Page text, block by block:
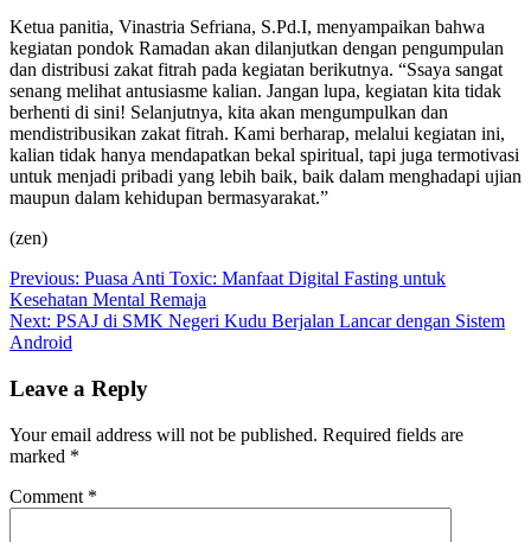
Ketua panitia, Vinastria Sefriana, S.Pd.I, menyampaikan bahwa
kegiatan pondok Ramadan akan dilanjutkan dengan pengumpulan
dan distribusi zakat fitrah pada kegiatan berikutnya. “Ssaya sangat
senang melihat antusiasme kalian. Jangan lupa, kegiatan kita tidak
berhenti di sini! Selanjutnya, kita akan mengumpulkan dan
mendistribusikan zakat fitrah. Kami berharap, melalui kegiatan ini,
kalian tidak hanya mendapatkan bekal spiritual, tapi juga termotivasi
untuk menjadi pribadi yang lebih baik, baik dalam menghadapi ujian
maupun dalam kehidupan bermasyarakat.”
(zen)
Post
navigation
Previous: Puasa Anti Toxic: Manfaat Digital Fasting untuk
Kesehatan Mental Remaja
Next: PSAJ di SMK Negeri Kudu Berjalan Lancar dengan Sistem
Android
Leave a Reply
Your email address will not be published. Required fields are
marked *
Comment *